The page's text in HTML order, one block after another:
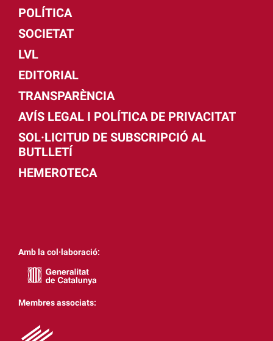
POLÍTICA
SOCIETAT
LVL
EDITORIAL
TRANSPARÈNCIA
AVÍS LEGAL I POLÍTICA DE PRIVACITAT
SOL·LICITUD DE SUBSCRIPCIÓ AL
BUTLLETÍ
HEMEROTECA
Amb la col·laboració:
Membres associats: